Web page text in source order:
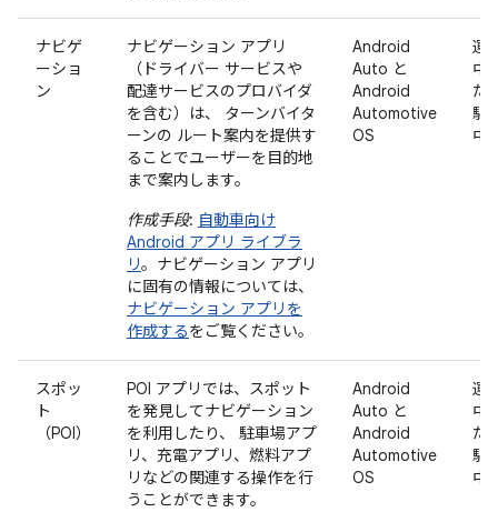
ナビゲ
ーショ
ン
ナビゲーション アプリ
（ドライバー サービスや
配達サービスのプロバイダ
を含む）は、 ターンバイタ
ーンの ルート案内を提供す
ることでユーザーを目的地
まで案内します。
作成手段: 自動車向け
Android アプリ ライブラ
リ。ナビゲーション アプリ
に固有の情報については、
ナビゲーション アプリを
作成するをご覧ください。
Android
Auto と
Android
Automotive
OS
運
中
た
駐
中
スポッ
ト
（POI）
POI アプリでは、スポット
を発見してナビゲーション
を利用したり、 駐車場アプ
リ、充電アプリ、燃料アプ
リなどの関連する操作を行
うことができます。
Android
Auto と
Android
Automotive
OS
運
中
た
駐
中